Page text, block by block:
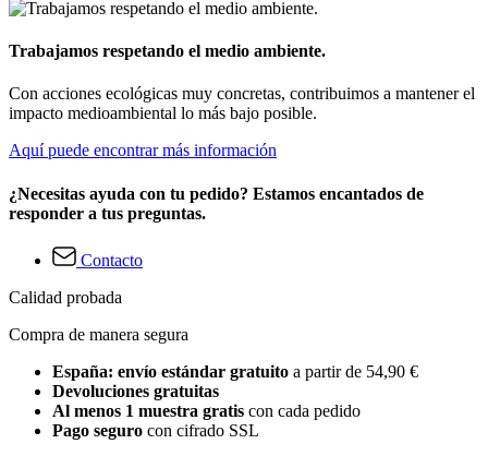
Trabajamos respetando el medio ambiente.
Con acciones ecológicas muy concretas, contribuimos a mantener el
impacto medioambiental lo más bajo posible.
Aquí puede encontrar más información
¿Necesitas ayuda con tu pedido? Estamos encantados de
responder a tus preguntas.
Contacto
Calidad probada
Compra de manera segura
España: envío estándar gratuito a partir de 54,90 €
Devoluciones gratuitas
Al menos 1 muestra gratis con cada pedido
Pago seguro con cifrado SSL